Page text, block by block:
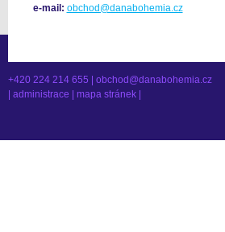
e-mail: obchod@danabohemia.cz
+420 224 214 655 | obchod@danabohemia.cz
administrace mapa stránek|